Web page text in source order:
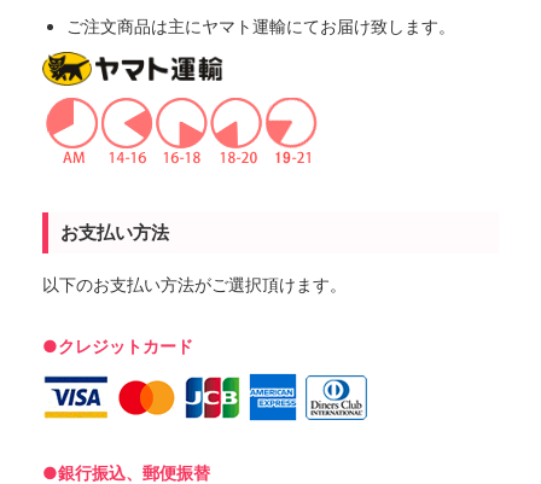
ご注文商品は主にヤマト運輸にてお届け致します。
お支払い方法
以下のお支払い方法がご選択頂けます。
●クレジットカード
●銀行振込、郵便振替